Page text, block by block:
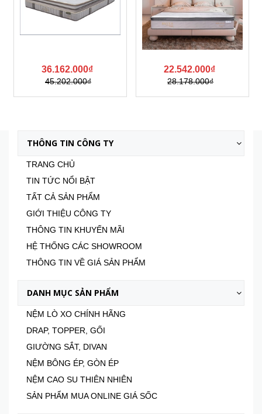
36.162.000₫
45.202.000₫
22.542.000₫
28.178.000₫
Xem tất cả
THÔNG TIN CÔNG TY
TRANG CHỦ
TIN TỨC NỔI BẬT
TẤT CẢ SẢN PHẨM
GIỚI THIỆU CÔNG TY
THÔNG TIN KHUYẾN MÃI
HỆ THỐNG CÁC SHOWROOM
THÔNG TIN VỀ GIÁ SẢN PHẨM
DANH MỤC SẢN PHẨM
NỆM LÒ XO CHÍNH HÃNG
DRAP, TOPPER, GỐI
GIƯỜNG SẮT, DIVAN
NỆM BÔNG ÉP, GÒN ÉP
NỆM CAO SU THIÊN NHIÊN
SẢN PHẨM MUA ONLINE GIÁ SỐC